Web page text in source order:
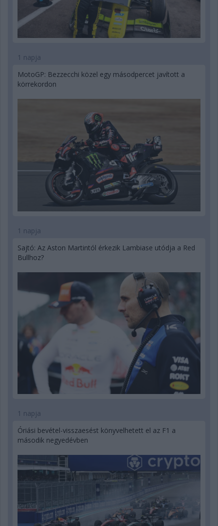
1 napja
MotoGP: Bezzecchi közel egy másodpercet javított a
körrekordon
1 napja
Sajtó: Az Aston Martintól érkezik Lambiase utódja a Red
Bullhoz?
1 napja
Óriási bevétel-visszaesést könyvelhetett el az F1 a
második negyedévben